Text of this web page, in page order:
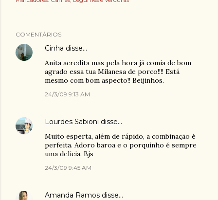
COMENTÁRIOS
Cinha disse…
Anita acredita mas pela hora já comia de bom
agrado essa tua Milanesa de porco!!!! Está
mesmo com bom aspecto!! Beijinhos.
24/3/09 9:13 AM
Lourdes Sabioni disse…
Muito esperta, além de rápido, a combinação é
perfeita. Adoro baroa e o porquinho é sempre
uma delícia. Bjs
24/3/09 9:45 AM
Amanda Ramos disse…